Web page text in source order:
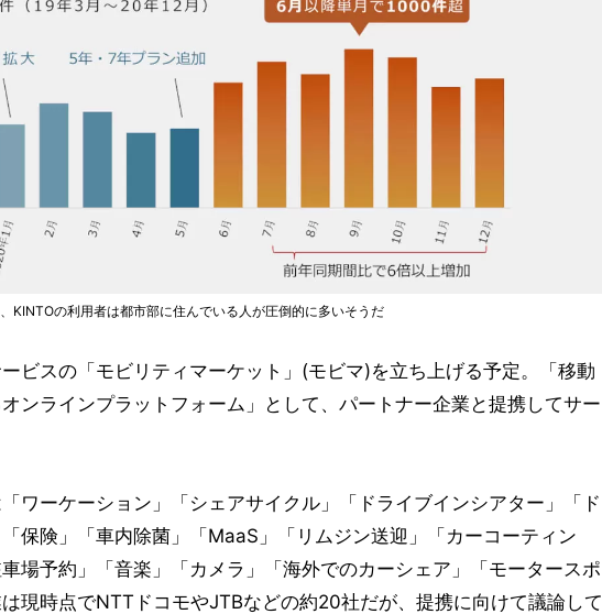
KINTOの利用者は都市部に住んでいる人が圧倒的に多いそうだ
ビスの「モビリティマーケット」(モビマ)を立ち上げる予定。「移動
ンラインプラットフォーム」として、パートナー企業と提携してサー
ワーケーション」「シェアサイクル」「ドライブインシアター」「ド
保険」「車内除菌」「MaaS」「リムジン送迎」「カーコーティン
場予約」「音楽」「カメラ」「海外でのカーシェア」「モータースポ
現時点でNTTドコモやJTBなどの約20社だが、提携に向けて議論して